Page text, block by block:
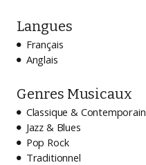
Langues
 Français
 Anglais
Genres Musicaux
 Classique & Contemporain
 Jazz & Blues
 Pop Rock
 Traditionnel